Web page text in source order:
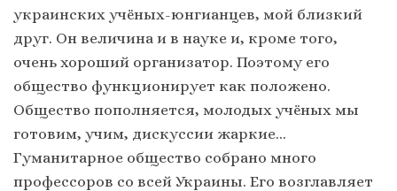
украинских учёных-юнгианцев, мой близкий
друг. Он величина и в науке и, кроме того,
очень хороший организатор. Поэтому его
общество функционирует как положено.
Общество пополняется, молодых учёных мы
готовим, учим, дискуссии жаркие…
Гуманитарное общество собрано много
профессоров со всей Украины. Его возглавляет